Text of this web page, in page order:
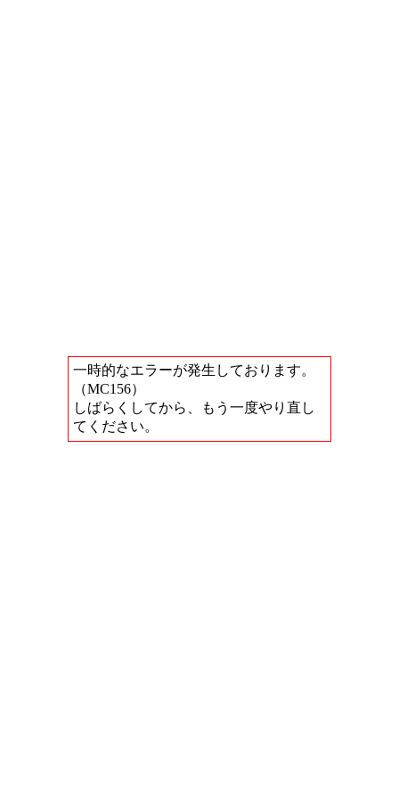
一時的なエラーが発生しております。
（MC156）
しばらくしてから、もう一度やり直し
てください。